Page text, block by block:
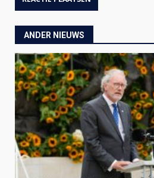
ANDER NIEUWS